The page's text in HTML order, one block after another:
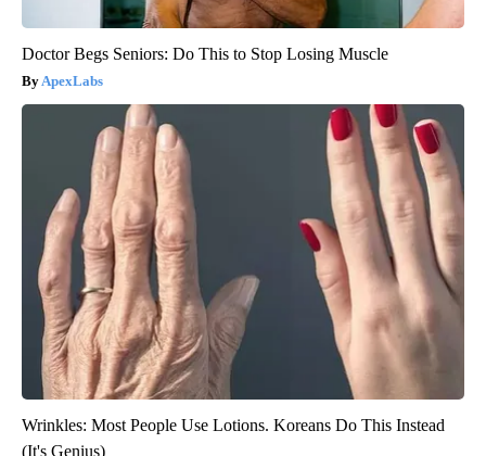
Doctor Begs Seniors: Do This to Stop Losing Muscle
ApexLabs
Wrinkles: Most People Use Lotions. Koreans Do This Instead
(It's Genius)